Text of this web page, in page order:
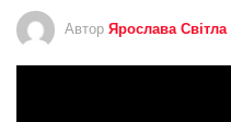
Автор Ярослава Світла